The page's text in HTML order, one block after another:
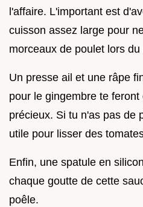
l'affaire. L'important est
cuisson assez large pour
morceaux de poulet lors
Un presse ail et une râpe
pour le gingembre te
précieux. Si tu n'as pas de
utile pour lisser des
Enfin, une spatule en
chaque goutte de cette
poêle.